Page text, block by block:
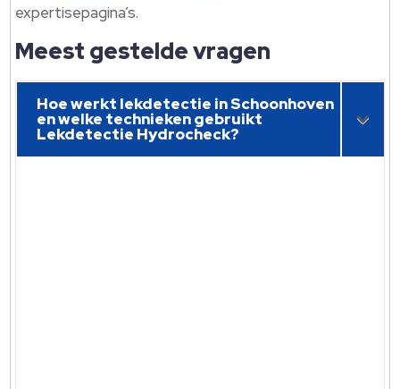
expertisepagina’s.​
Meest gestelde vragen
Hoe werkt lekdetectie in Schoonhoven
en welke technieken gebruikt
Lekdetectie Hydrocheck?